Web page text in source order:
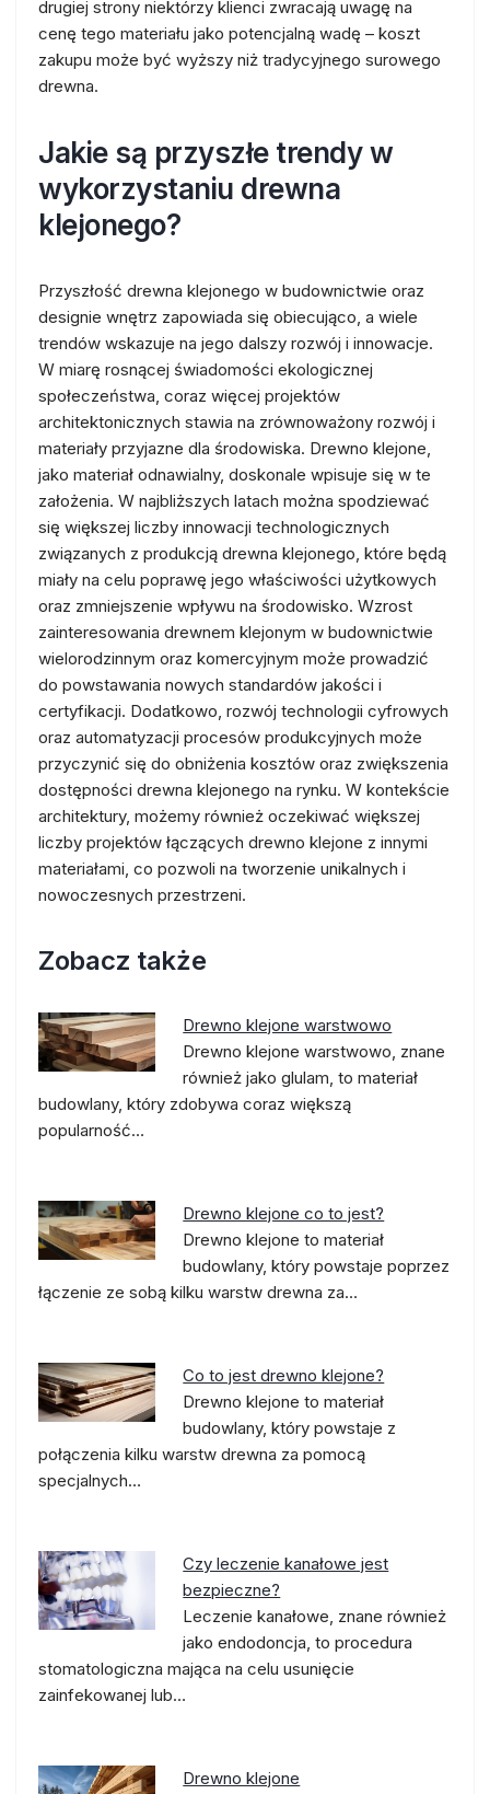
drugiej strony niektórzy klienci zwracają uwagę na
cenę tego materiału jako potencjalną wadę – koszt
zakupu może być wyższy niż tradycyjnego surowego
drewna.
Jakie są przyszłe trendy w
wykorzystaniu drewna
klejonego?
Przyszłość drewna klejonego w budownictwie oraz
designie wnętrz zapowiada się obiecująco, a wiele
trendów wskazuje na jego dalszy rozwój i innowacje.
W miarę rosnącej świadomości ekologicznej
społeczeństwa, coraz więcej projektów
architektonicznych stawia na zrównoważony rozwój i
materiały przyjazne dla środowiska. Drewno klejone,
jako materiał odnawialny, doskonale wpisuje się w te
założenia. W najbliższych latach można spodziewać
się większej liczby innowacji technologicznych
związanych z produkcją drewna klejonego, które będą
miały na celu poprawę jego właściwości użytkowych
oraz zmniejszenie wpływu na środowisko. Wzrost
zainteresowania drewnem klejonym w budownictwie
wielorodzinnym oraz komercyjnym może prowadzić
do powstawania nowych standardów jakości i
certyfikacji. Dodatkowo, rozwój technologii cyfrowych
oraz automatyzacji procesów produkcyjnych może
przyczynić się do obniżenia kosztów oraz zwiększenia
dostępności drewna klejonego na rynku. W kontekście
architektury, możemy również oczekiwać większej
liczby projektów łączących drewno klejone z innymi
materiałami, co pozwoli na tworzenie unikalnych i
nowoczesnych przestrzeni.
Zobacz także
Drewno klejone warstwowo
Drewno klejone warstwowo, znane
również jako glulam, to materiał
budowlany, który zdobywa coraz większą
popularność…
Drewno klejone co to jest?
Drewno klejone to materiał
budowlany, który powstaje poprzez
łączenie ze sobą kilku warstw drewna za…
Co to jest drewno klejone?
Drewno klejone to materiał
budowlany, który powstaje z
połączenia kilku warstw drewna za pomocą
specjalnych…
Czy leczenie kanałowe jest
bezpieczne?
Leczenie kanałowe, znane również
jako endodoncja, to procedura
stomatologiczna mająca na celu usunięcie
zainfekowanej lub…
Drewno klejone